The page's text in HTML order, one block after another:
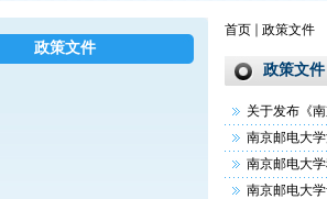
政策文件
首页 政策文件
政策文件
关于发布《
南京邮电大
南京邮电大
南京邮电大